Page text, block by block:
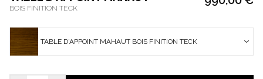
BOIS FINITION TECK
TABLE D'APPOINT MAHAUT BOIS FINITION TECK